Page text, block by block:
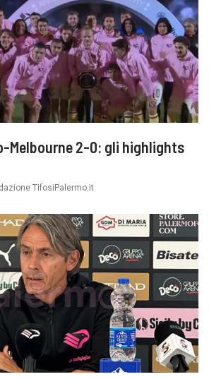
Melbourne 2-0: gli highlights
TifosiPalermo.it